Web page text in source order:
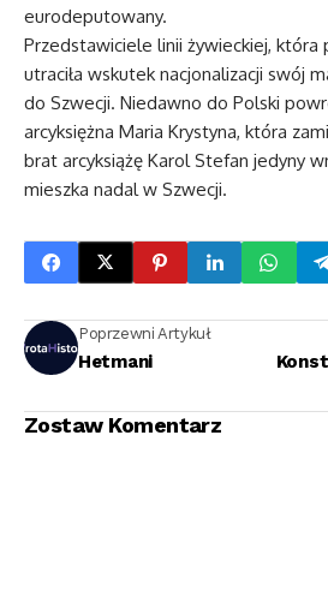
eurodeputowany.
Przedstawiciele linii żywieckiej,
utraciła wskutek nacjonalizacji swój
do Szwecji. Niedawno do Polski
arcyksiężna Maria Krystyna, która
brat arcyksiążę Karol Stefan jedyny
mieszka nadal w Szwecji.
Poprzewni Artykuł
Hetmani
Zostaw Komentarz